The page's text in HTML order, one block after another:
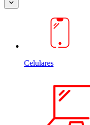
Celulares